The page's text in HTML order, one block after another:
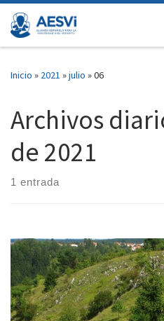
Saltar al contenido
Inicio » 2021 »julio »06
Archivos
de 2021
1 entrada
Las vacaciones de verano ya